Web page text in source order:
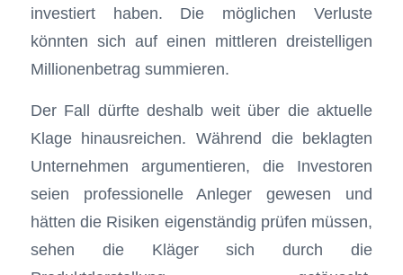
investiert haben. Die möglichen Verluste
könnten sich auf einen mittleren dreistelligen
Millionenbetrag summieren.
Der Fall dürfte deshalb weit über die aktuelle
Klage hinausreichen. Während die beklagten
Unternehmen argumentieren, die Investoren
seien professionelle Anleger gewesen und
hätten die Risiken eigenständig prüfen müssen,
sehen die Kläger sich durch die